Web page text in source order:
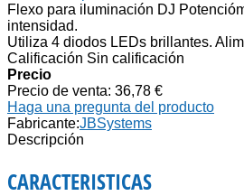
Flexo para iluminación DJ
intensidad.
Utiliza 4 diodos LEDs brillantes.
Calificación Sin calificación
Precio
Precio de venta: 36,78 €
Haga una pregunta del producto
Fabricante:JBSystems
Descripción
CARACTERISTICAS